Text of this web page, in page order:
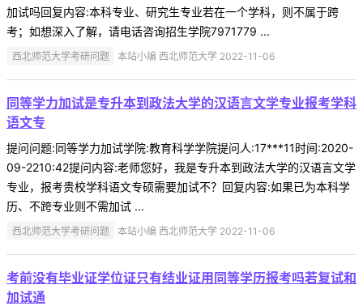
加试吗回复内容:本科专业、研究生专业若在一个学科，则不属于跨
考；如想深入了解，请电话咨询招生学院7971779 ...
西北师范大学考研问题 本站小编 西北师范大学 2022-11-06
同等学力加试是专升本到政法大学的汉语言文学专业报考学科
语文专
提问问题:同等学力加试学院:教育科学学院提问人:17***11时间:2020-
09-2210:42提问内容:老师您好，我是专升本到政法大学的汉语言文学
专业，报考贵校学科语文专硕需要加试不？回复内容:如果已为本科学
历、不跨专业则不需加试 ...
西北师范大学考研问题 本站小编 西北师范大学 2022-11-06
考前没有毕业证学位证只有结业证用同等学历报考吗若复试和
加试通